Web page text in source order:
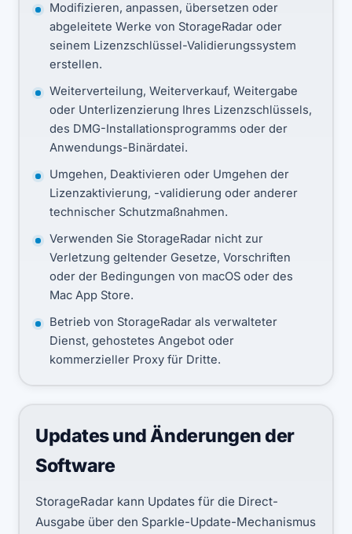
Modifizieren, anpassen, übersetzen oder
abgeleitete Werke von StorageRadar oder
seinem Lizenzschlüssel-Validierungssystem
erstellen.
Weiterverteilung, Weiterverkauf, Weitergabe
oder Unterlizenzierung Ihres Lizenzschlüssels,
des DMG-Installationsprogramms oder der
Anwendungs-Binärdatei.
Umgehen, Deaktivieren oder Umgehen der
Lizenzaktivierung, -validierung oder anderer
technischer Schutzmaßnahmen.
Verwenden Sie StorageRadar nicht zur
Verletzung geltender Gesetze, Vorschriften
oder der Bedingungen von macOS oder des
Mac App Store.
Betrieb von StorageRadar als verwalteter
Dienst, gehostetes Angebot oder
kommerzieller Proxy für Dritte.
Updates und Änderungen der
Software
StorageRadar kann Updates für die Direct-
Ausgabe über den Sparkle-Update-Mechanismus